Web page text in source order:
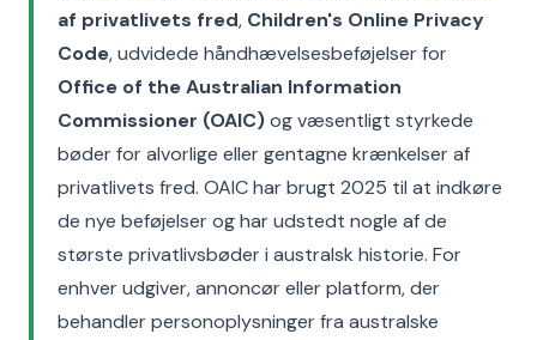
af privatlivets fred, Children's Online Privacy
Code, udvidede håndhævelsesbeføjelser for
Office of the Australian Information
Commissioner (OAIC)og væsentligt styrkede
bøder for alvorlige eller gentagne krænkelser af
privatlivets fred. OAIC har brugt 2025 til at indkøre
de nye beføjelser og har udstedt nogle af de
største privatlivsbøder i australsk historie. For
enhver udgiver, annoncør eller platform, der
behandler personoplysninger fra australske